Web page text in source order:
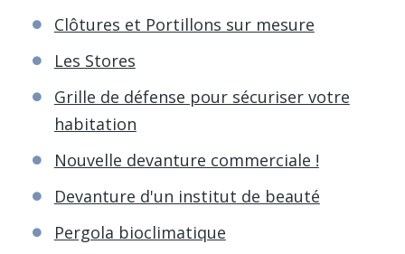
Clôtures et Portillons sur mesure
Les Stores
Grille de défense pour sécuriser votre
habitation
Nouvelle devanture commerciale !
Devanture d'un institut de beauté
Pergola bioclimatique